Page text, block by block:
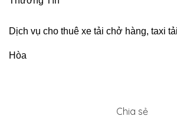
Dịch vụ cho thuê xe tải chở hàng, taxi
Hòa
Chia sẻ